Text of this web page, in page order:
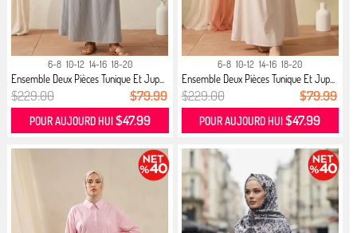
6-8 10-12 14-16 18-20
Ensemble Deux Pièces Tunique Et Jup...
$229.00 $79.99
POUR AUJOURD HUI $47.99
6-8 10-12 14-16 18-20
Ensemble Deux Pièces Tunique Et Jup...
$229.00 $79.99
POUR AUJOURD HUI$47.99